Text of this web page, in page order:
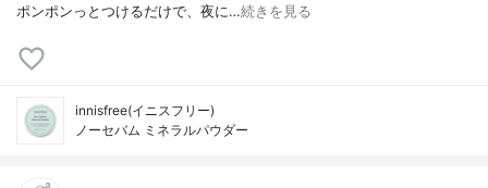
ポンポンっとつけるだけで、夜に…続きを見る
innisfree(イニスフリー)
ノーセバム ミネラルパウダー